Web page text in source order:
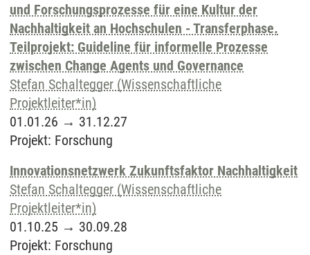
und Forschungsprozesse für eine Kultur der
Nachhaltigkeit an Hochschulen - Transferphase.
Teilprojekt: Guideline für informelle Prozesse
zwischen Change Agents und Governance
Stefan Schaltegger (Wissenschaftliche
Projektleiter*in)
01.01.26 → 31.12.27
Projekt: Forschung
Innovationsnetzwerk Zukunftsfaktor Nachhaltigkeit
Stefan Schaltegger (Wissenschaftliche
Projektleiter*in)
01.10.25 → 30.09.28
Projekt: Forschung